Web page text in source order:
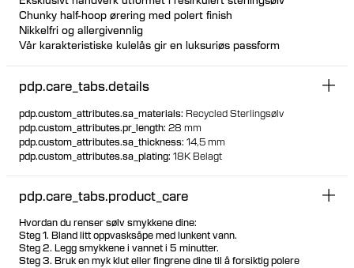
Chunky half-hoop ørering med polert finish
Nikkelfri og allergivennlig
Vår karakteristiske kulelås gir en luksuriøs passform
pdp.care_tabs.details
pdp.custom_attributes.sa_materials: Recycled Sterlingsølv
pdp.custom_attributes.pr_length: 28 mm
pdp.custom_attributes.sa_thickness: 14,5 mm
pdp.custom_attributes.sa_plating: 18K Belagt
pdp.care_tabs.product_care
Hvordan du renser sølv smykkene dine:
Steg 1. Bland litt oppvasksåpe med lunkent vann.
Steg 2. Legg smykkene i vannet i 5 minutter.
Steg 3. Bruk en myk klut eller fingrene dine til å forsiktig polere